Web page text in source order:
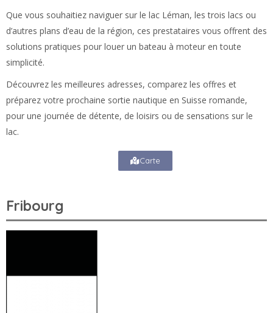
Que vous souhaitiez naviguer sur le lac Léman, les trois lacs ou
d’autres plans d’eau de la région, ces prestataires vous offrent des
solutions pratiques pour louer un bateau à moteur en toute
simplicité.
Découvrez les meilleures adresses, comparez les offres et
préparez votre prochaine sortie nautique en Suisse romande,
pour une journée de détente, de loisirs ou de sensations sur le
lac.
Carte
Fribourg